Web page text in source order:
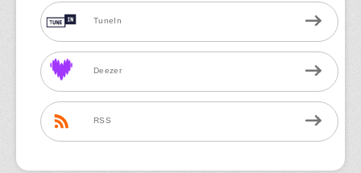
TuneIn
Deezer
RSS